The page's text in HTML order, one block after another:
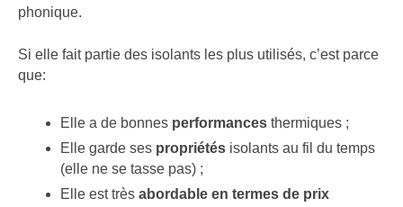
phonique.
Si elle fait partie des isolants les plus utilisés, c’est parce
que:
Elle a de bonnes performancesthermiques ;
Elle garde ses propriétésisolants au fil du temps
(elle ne se tasse pas) ;
Elle est très abordable en termes de prix